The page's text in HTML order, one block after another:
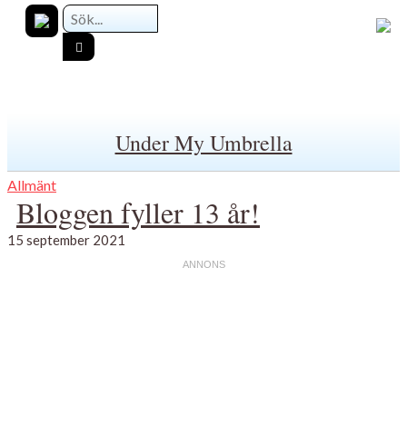
Under My Umbrella
Allmänt
Bloggen fyller 13 år!
15 september 2021